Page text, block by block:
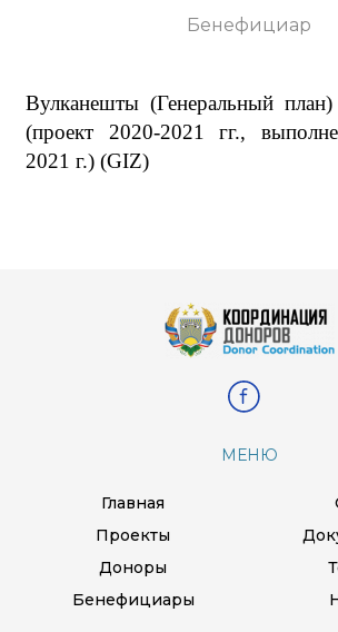
Бенефициар
Вулканешты (Генеральный
(проект 2020-2021 гг.,
2021 г.) (GIZ)
МЕНЮ
Главная
Проекты
Доноры
Бенефициары